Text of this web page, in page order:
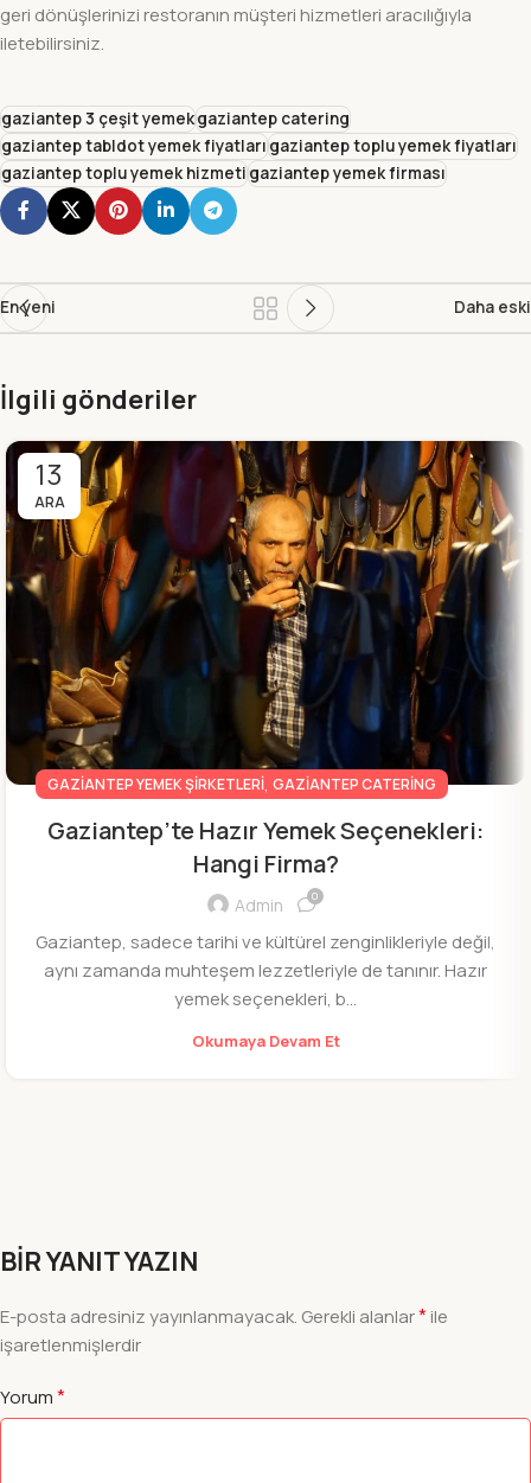
geri dönüşlerinizi restoranın müşteri hizmetleri aracılığıyla
iletebilirsiniz.
gaziantep 3 çeşit yemekgaziantep catering
gaziantep tabldot yemek fiyatlarıgaziantep toplu yemek fiyatları
gaziantep toplu yemek hizmetigaziantep yemek firması
En yeni Daha eski
İlgili gönderiler
13
ARA
GAZIANTEP YEMEK ŞIRKETLERI, GAZIANTEP CATERING
Gaziantep’te Hazır Yemek Seçenekleri:
Hangi Firma?
Admin 0
Gaziantep, sadece tarihi ve kültürel zenginlikleriyle değil,
aynı zamanda muhteşem lezzetleriyle de tanınır. Hazır
yemek seçenekleri, b...
Okumaya Devam Et
BIR YANIT YAZIN
E-posta adresiniz yayınlanmayacak. Gerekli alanlar*ile
işaretlenmişlerdir
Yorum*